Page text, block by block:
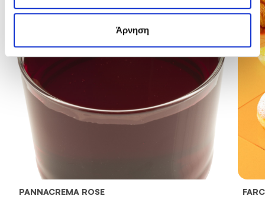
Άρνηση
PANNACREMA ROSE